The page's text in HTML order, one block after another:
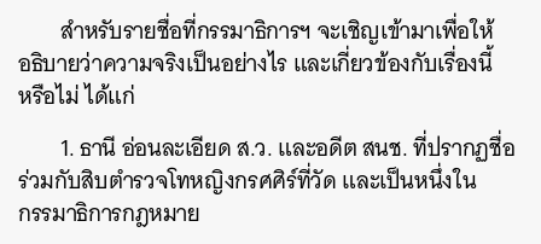
สำหรับรายชื่อที่กรรมาธิการฯ จะเชิญเข้ามาเพื่อให้
อธิบายว่าความจริงเป็นอย่างไร และเกี่ยวข้องกับเรื่องนี้
หรือไม่ ได้แก่
1. ธานี อ่อนละเอียด ส.ว. และอดีต สนช. ที่ปรากฏชื่อ
ร่วมกับสิบตำรวจโทหญิงกรศศิร์ที่วัด และเป็นหนึ่งใน
กรรมาธิการกฎหมาย